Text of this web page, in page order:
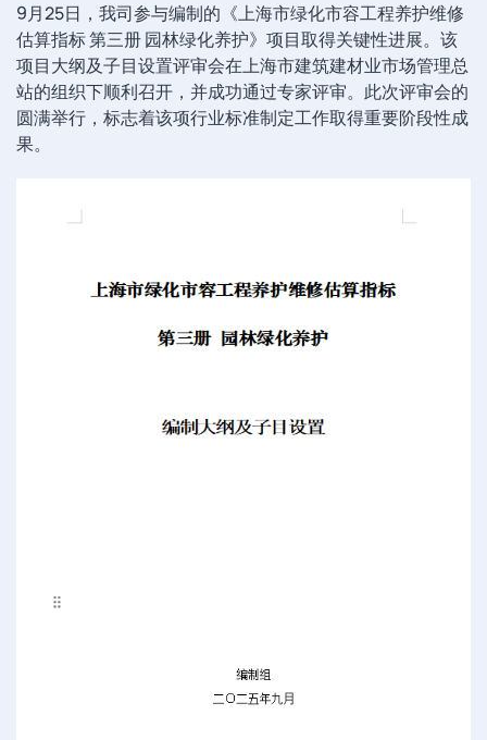
9月25日，我司参与编制的《上海市绿化市容工程养护维修
估算指标 第三册 园林绿化养护》项目取得关键性进展。该
项目大纲及子目设置评审会在上海市建筑建材业市场管理总
站的组织下顺利召开，并成功通过专家评审。此次评审会的
圆满举行，标志着该项行业标准制定工作取得重要阶段性成
果。